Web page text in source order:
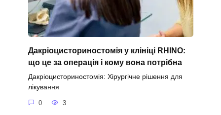
Дакріоцисториностомія у клініці RHINO:
що це за операція і кому вона потрібна
Дакріоцисториностомія: Хірургічне рішення для
лікування
0 3